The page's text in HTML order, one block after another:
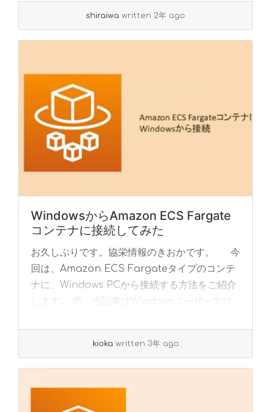
shiraiwa written 2年 ago
WindowsからAmazon ECS Fargate
コンテナに接続してみた
お久しぶりです。協栄情報のきおかです。 今
回は、Amazon ECS Fargateタイプのコンテ
ナに、Windows PCから接続する方法をご紹介
します。 尚、当記事はWindowsユーザー向け
kioka written 3年 ago